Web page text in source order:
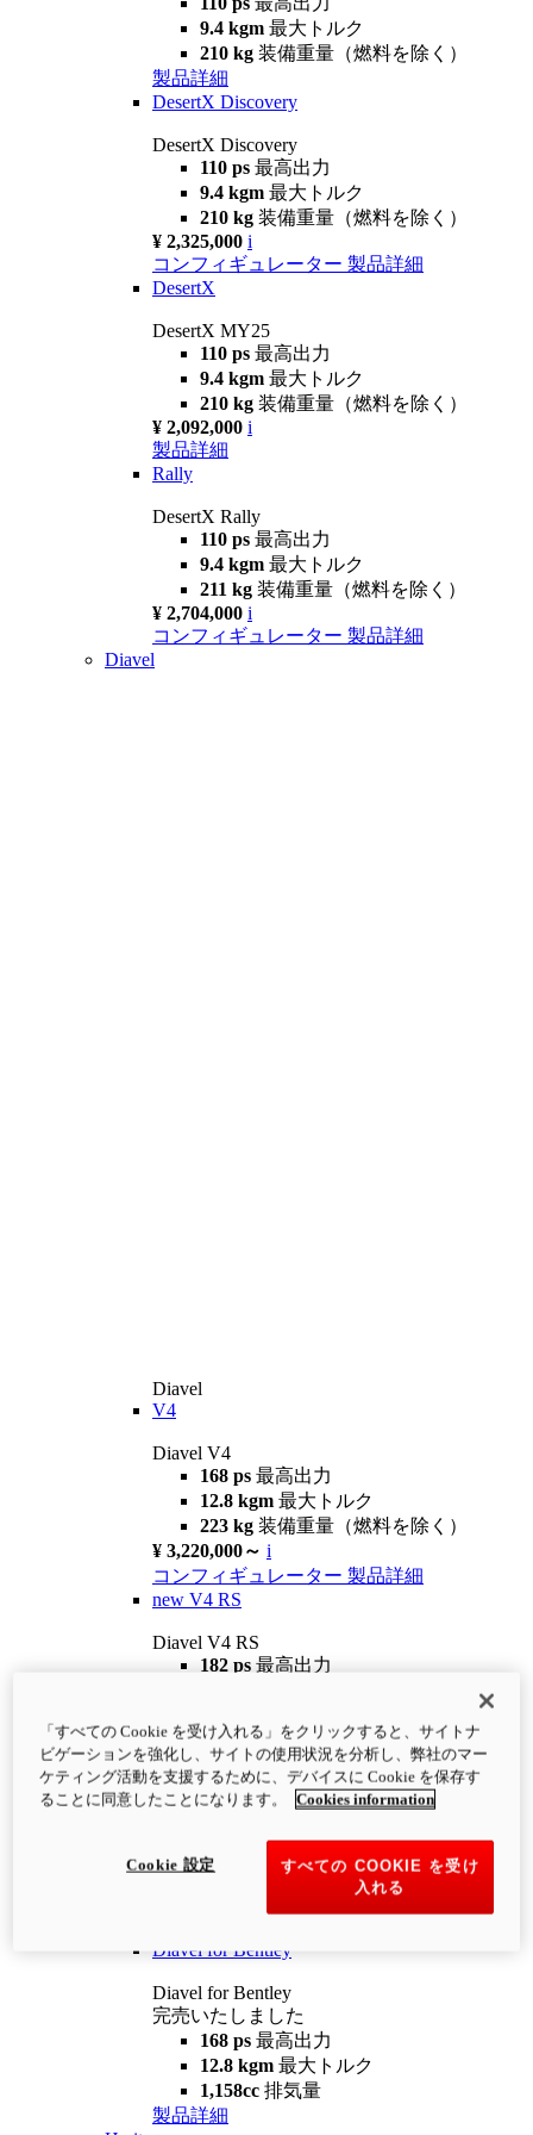
9.4 kgm 最大トルク
210 kg 装備重量（燃料を除く）
製品詳細
DesertX Discovery
DesertX Discovery
110 ps 最高出力
9.4 kgm 最大トルク
210 kg 装備重量（燃料を除く）
¥ 2,325,000 i
コンフィギュレーター 製品詳細
DesertX
DesertX MY25
110 ps 最高出力
9.4 kgm 最大トルク
210 kg 装備重量（燃料を除く）
¥ 2,092,000 i
製品詳細
Rally
DesertX Rally
110 ps 最高出力
9.4 kgm 最大トルク
211 kg 装備重量（燃料を除く）
¥ 2,704,000 i
コンフィギュレーター 製品詳細
Diavel
Diavel
V4
Diavel V4
168 ps 最高出力
12.8 kgm 最大トルク
223 kg 装備重量（燃料を除く）
¥ 3,220,000～ i
コンフィギュレーター 製品詳細
new V4 RS
Diavel V4 RS
182 ps 最高出力
¥4,400,000 i
コンフィギュレーター 製品詳細
newV4 RS 100
12.2 kgm
最大トルク
装備重量（燃料を除く）
Diavel for Bentley
Diavel for Bentley
完売いたしました
168 ps 最高出力
12.8 kgm 最大トルク
1,158cc 排気量
製品詳細
「すべての Cookie を受け入れる」をクリックすると、サイトナ
ビゲーションを強化し、サイトの使用状況を分析し、弊社のマー
ケティング活動を支援するために、デバイスに Cookie を保存す
ることに同意したことになります。
Cookies information
すべての COOKIE を受け
入れる
Cookie 設定